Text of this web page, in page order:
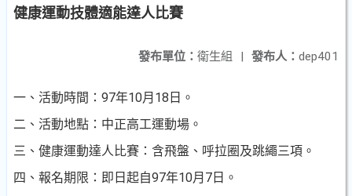
健康運動技體適能達人比賽
發布人： dep401
發布單位： 衛生組 |
一 、活動時間：97年10月18日。
二 、活動地點：中正高工運動場。
三 、健康運動達人比賽：含飛盤 、呼拉圈及跳繩三項 。
四 、報名期限：即日起自97年10月7日。